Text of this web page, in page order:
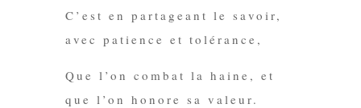
C’est en partageant le savoir,
avec patience et tolérance,
Que l’on combat la haine, et
que l’on honore sa valeur.